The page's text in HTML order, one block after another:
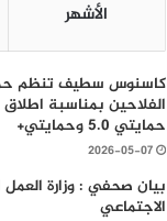
الأشهر
كاسنوس سطيف تنظم
الفلاحين بمناسبة
حمايتي 5.0 وحمايتي+
2026-05-07
بيان صحفي : وزارة
الاجتماعي